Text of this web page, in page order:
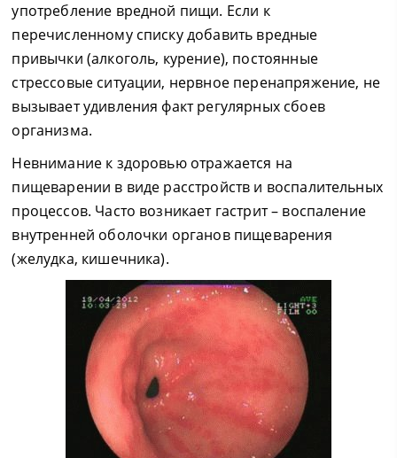
употребление вредной пищи. Если к
перечисленному списку добавить вредные
привычки (алкоголь, курение), постоянные
стрессовые ситуации, нервное перенапряжение, не
вызывает удивления факт регулярных сбоев
организма.
Невнимание к здоровью отражается на
пищеварении в виде расстройств и воспалительных
процессов. Часто возникает гастрит – воспаление
внутренней оболочки органов пищеварения
(желудка, кишечника).